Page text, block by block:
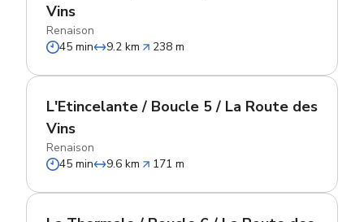
Vins
Renaison
45 min
9.2 km 238 m
L'Etincelante / Boucle 5 / La Route des
Vins
Renaison
45 min
9.6 km 171 m